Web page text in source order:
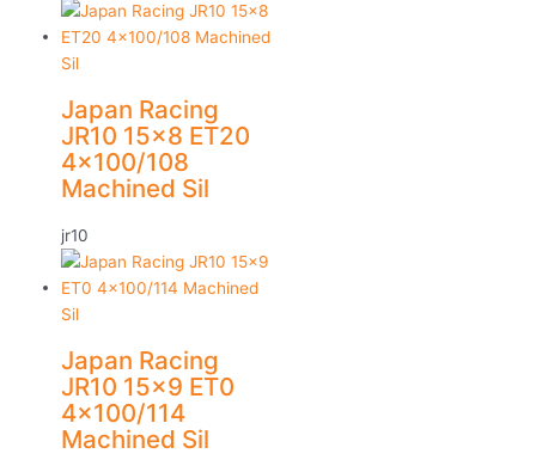
Japan Racing
JR10 15×8 ET20
4×100/108
Machined Sil
jr10
Japan Racing
JR10 15×9 ET0
4×100/114
Machined Sil